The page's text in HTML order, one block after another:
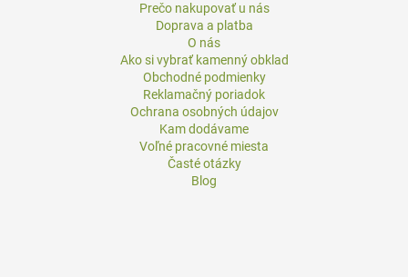
Prečo nakupovať u nás
Doprava a platba
O nás
Ako si vybrať kamenný obklad
Obchodné podmienky
Reklamačný poriadok
Ochrana osobných údajov
Kam dodávame
Voľné pracovné miesta
Časté otázky
Blog